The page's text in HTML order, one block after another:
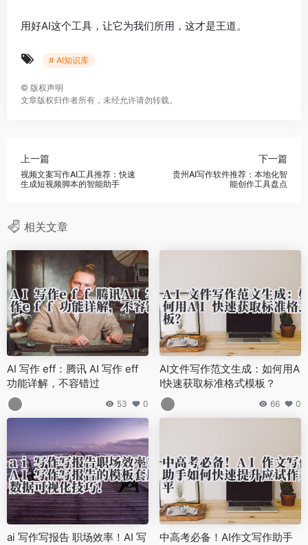
用好AI这个工具，让它为我们所用，这才是王道。
# AI知识库
© 版权声明
文章版权归作者所有，未经允许请勿转载。
上一篇
视频文案写作AI工具推荐：快速
生成短视频脚本的智能助手
下一篇
贵州AI写作软件推荐：本地化智
能创作工具盘点
相关文章
AI 写作 eff：腾讯 AI 写作 eff
功能详解，不容错过
53 0
AI文件写作范文生成：如何用A
I快速获取标准格式模板？
66 0
ai 写作写报告 职场效率！AI 写
中高考必备！AI作文写作助手